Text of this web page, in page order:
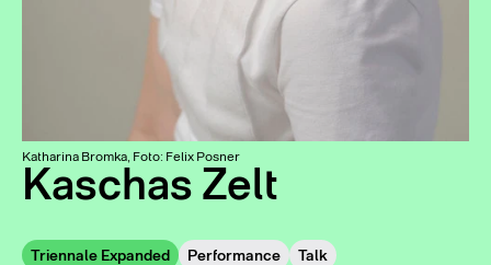
Kaschas Zelt
Triennale Expanded Performance Talk
Katharina Bromka, Foto: Felix Posner